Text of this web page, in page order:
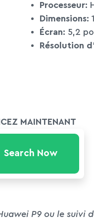
Processeur:
Dimensions:
Écran: 5,2
Résolution
MAINTENANT
Search Now
P9 ou le suivi